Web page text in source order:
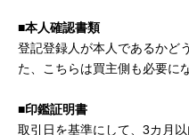
■本人確認書類
登記登録人が本人であるかど
た、こちらは買主側も必要に
■印鑑証明書
取引日を基準にして、3カ月